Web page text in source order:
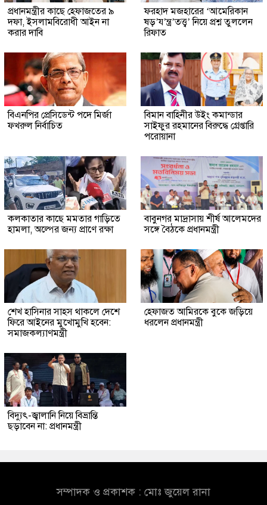
প্রধানমন্ত্রীর কাছে হেফাজতের ৯
দফা, ইসলামবিরোধী আইন না
করার দাবি
ফরহাদ মজহারের ‘আমেরিকান
ষড়’য’ন্ত্র’তত্ত্ব’ নিয়ে প্রশ্ন তুললেন
রিফাত
বিএনপির প্রেসিডেন্ট পদে মির্জা
ফখরুল নির্বাচিত
বিমান বাহিনীর উইং কমান্ডার
সাইফুর রহমানের বিরুদ্ধে গ্রেপ্তারি
পরোয়ানা
কলকাতার কাছে মমতার গাড়িতে
হামলা, অল্পের জন্য প্রাণে রক্ষা
বাবুনগর মাদ্রাসায় শীর্ষ আলেমদের
সঙ্গে বৈঠকে প্রধানমন্ত্রী
শেখ হাসিনার সাহস থাকলে দেশে
ফিরে আইনের মুখোমুখি হবেন:
সমাজকল্যাণমন্ত্রী
হেফাজত আমিরকে বুকে জড়িয়ে
ধরলেন প্রধানমন্ত্রী
বিদ্যুৎ-জ্বালানি নিয়ে বিভ্রান্তি
ছড়াবেন না: প্রধানমন্ত্রী
সম্পাদক ও প্রকাশক : মোঃ জুয়েল রানা